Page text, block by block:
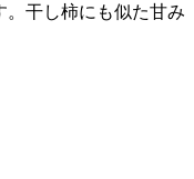
干し柿にも似た甘み